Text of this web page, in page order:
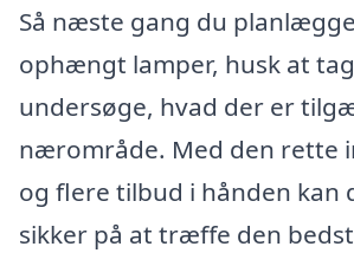
Så næste gang du
ophængt lamper, husk at
undersøge, hvad der er
nærområde. Med den rette
og flere tilbud i hånden kan
sikker på at træffe den